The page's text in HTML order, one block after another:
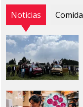
Noticias Comida